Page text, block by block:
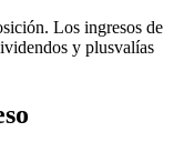
Los ingresos de
y plusvalías